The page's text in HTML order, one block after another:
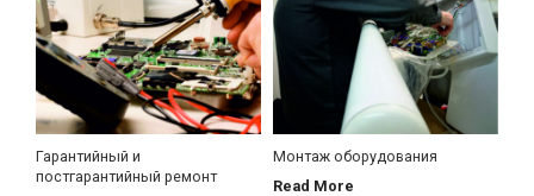
Гарантийный и
постгарантийный ремонт
Монтаж оборудования
Read More